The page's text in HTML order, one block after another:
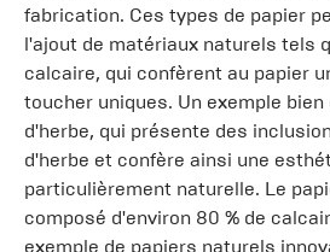
fabrication. Ces types de papier
l'ajout de matériaux naturels tels
calcaire, qui confèrent au papier
toucher uniques. Un exemple
d'herbe, qui présente des
d'herbe et confère ainsi une
particulièrement naturelle. Le
composé d'environ 80 % de
exemple de papiers naturels